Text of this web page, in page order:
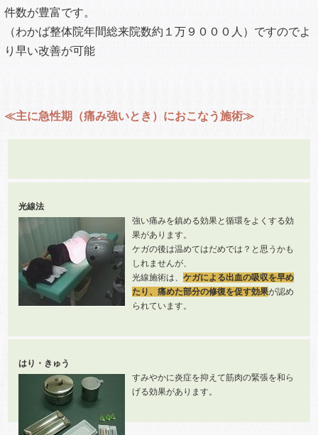
件数が豊富です。
（わかば整体院年間総来院数約１万９０００人）ですのでよ
り早い改善が可能
≪主に急性期（痛み強いとき）におこなう施術≫
光線法
強い痛みを鎮める効果と循環をよくする効
果があります。
ケガの後は温めてはだめでは？と思うかも
しれませんが、
光線施術は、 ケガによる出血の吸収を早め
たり、痛めた部分の修復を促す効果が認め
られています。
はり・きゅう
すみやかに炎症を抑えて筋肉の緊張を和ら
げる効果があります。